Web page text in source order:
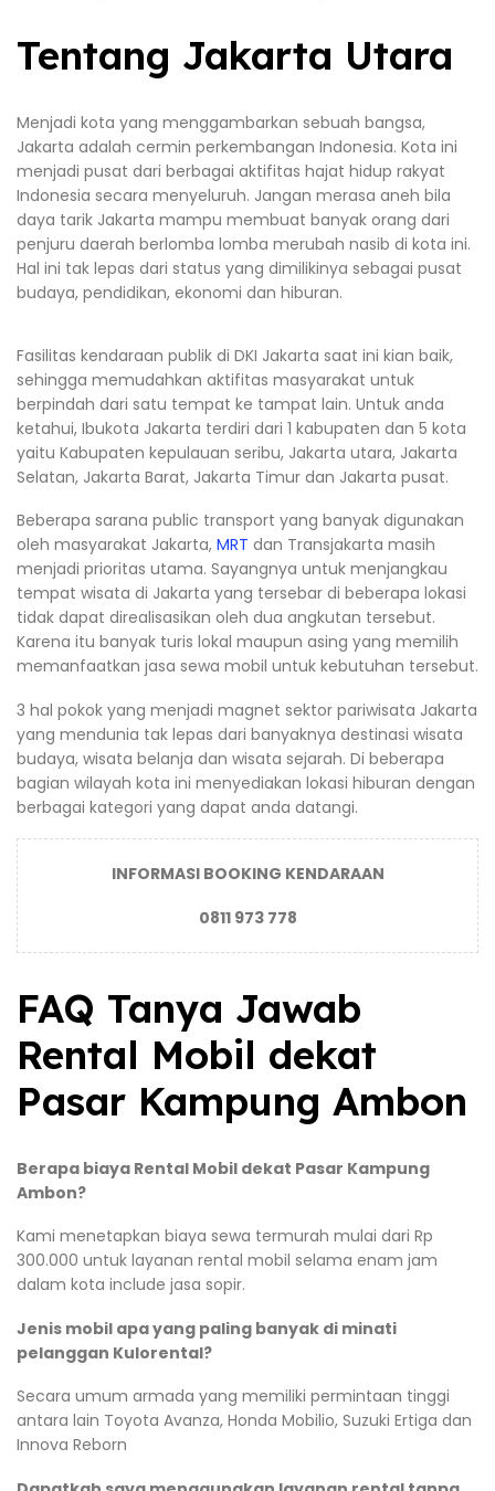
Tentang Jakarta Utara
Menjadi kota yang menggambarkan sebuah bangsa,
Jakarta adalah cermin perkembangan Indonesia. Kota ini
menjadi pusat dari berbagai aktifitas hajat hidup rakyat
Indonesia secara menyeluruh. Jangan merasa aneh bila
daya tarik Jakarta mampu membuat banyak orang dari
penjuru daerah berlomba lomba merubah nasib di kota ini.
Hal ini tak lepas dari status yang dimilikinya sebagai pusat
budaya, pendidikan, ekonomi dan hiburan.
Fasilitas kendaraan publik di DKI Jakarta saat ini kian baik,
sehingga memudahkan aktifitas masyarakat untuk
berpindah dari satu tempat ke tampat lain. Untuk anda
ketahui, Ibukota Jakarta terdiri dari 1 kabupaten dan 5 kota
yaitu Kabupaten kepulauan seribu, Jakarta utara, Jakarta
Selatan, Jakarta Barat, Jakarta Timur dan Jakarta pusat.
Beberapa sarana public transport yang banyak digunakan
oleh masyarakat Jakarta, MRT dan Transjakarta masih
menjadi prioritas utama. Sayangnya untuk menjangkau
tempat wisata di Jakarta yang tersebar di beberapa lokasi
tidak dapat direalisasikan oleh dua angkutan tersebut.
Karena itu banyak turis lokal maupun asing yang memilih
memanfaatkan jasa sewa mobil untuk kebutuhan tersebut.
3 hal pokok yang menjadi magnet sektor pariwisata Jakarta
yang mendunia tak lepas dari banyaknya destinasi wisata
budaya, wisata belanja dan wisata sejarah. Di beberapa
bagian wilayah kota ini menyediakan lokasi hiburan dengan
berbagai kategori yang dapat anda datangi.
INFORMASI BOOKING KENDARAAN
0811 973 778
FAQ Tanya Jawab
Rental Mobil dekat
Pasar Kampung Ambon
Berapa biaya Rental Mobil dekat Pasar Kampung
Ambon?
Kami menetapkan biaya sewa termurah mulai dari Rp
300.000 untuk layanan rental mobil selama enam jam
dalam kota include jasa sopir.
Jenis mobil apa yang paling banyak di minati
pelanggan Kulorental?
Secara umum armada yang memiliki permintaan tinggi
antara lain Toyota Avanza, Honda Mobilio, Suzuki Ertiga dan
Innova Reborn